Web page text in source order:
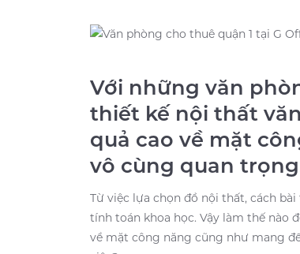
Với những văn
thiết kế nội thất
quả cao về mặt
vô cùng quan
Từ việc lựa chọn đồ nội thất, cách
tính toán khoa học. Vậy làm thế nào
về mặt công năng cũng như mang